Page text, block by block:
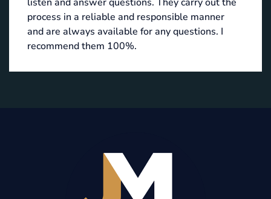
process in a reliable and responsible manner
and are always available for any questions. I
recommend them 100%.